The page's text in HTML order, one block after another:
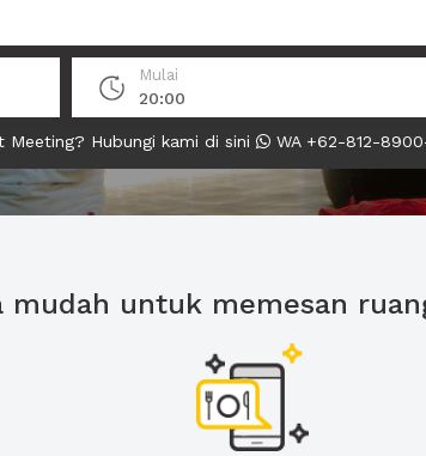
Mulai
20:00
Meeting? Hubungi kami di sini WA +62-812-
mudah untuk memesan